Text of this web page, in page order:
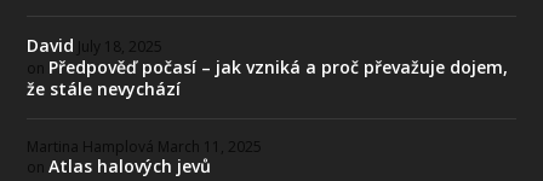
David July 18, 2025
on Předpověď počasí – jak vzniká a proč převažuje dojem,
že stále nevychází
Martina Hamplová March 11, 2025
onAtlas halových jevů